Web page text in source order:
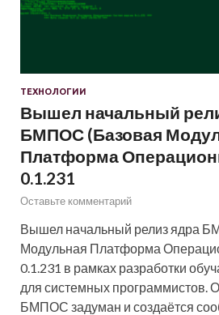
ТЕХНОЛОГИИ
Вышел начальный
БМПОС (Базовая
Платформа
0.1.231
Оставьте комментарий
Вышел начальный релиз ядра
Модульная Платформа
0.1.231 в рамках разработки
для системных программистов.
БМПОС задуман и создаётся